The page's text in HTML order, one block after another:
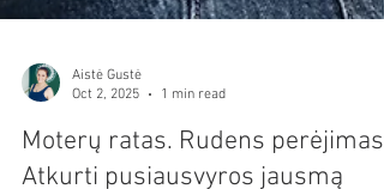
Aistė Gustė
Oct 2, 2025